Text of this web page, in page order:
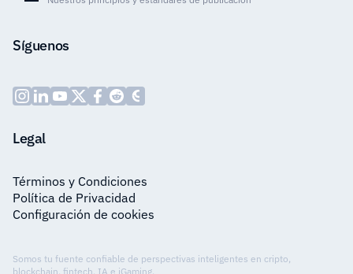
Síguenos
Legal
Términos y Condiciones
Política de Privacidad
Configuración de cookies
Somos tu fuente confiable de perspectivas inteligentes en cripto,
blockchain, fintech, IA e iGaming.